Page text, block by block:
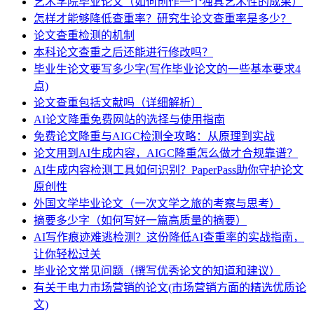
怎样才能够降低查重率？研究生论文查重率是多少？
论文查重检测的机制
本科论文查重之后还能进行修改吗？
毕业生论文要写多少字(写作毕业论文的一些基本要求4
点)
论文查重包括文献吗（详细解析）
AI论文降重免费网站的选择与使用指南
免费论文降重与AIGC检测全攻略：从原理到实战
论文用到AI生成内容，AIGC降重怎么做才合规靠谱？
AI生成内容检测工具如何识别？PaperPass助你守护论文
原创性
外国文学毕业论文（一次文学之旅的考察与思考）
摘要多少字（如何写好一篇高质量的摘要）
AI写作痕迹难逃检测？这份降低AI查重率的实战指南，
让你轻松过关
毕业论文常见问题（撰写优秀论文的知道和建议）
有关于电力市场营销的论文(市场营销方面的精选优质论
文)